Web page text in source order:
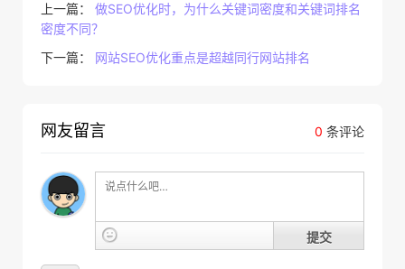
上一篇： 做SEO优化时，为什么关键词密度和关键词排名
密度不同？
下一篇： 网站SEO优化重点是超越同行网站排名
0 条评论
网友留言
提交